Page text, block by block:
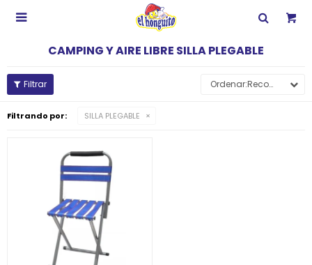

CAMPING Y AIRE LIBRE SILLA PLEGABLE
Recomendados
Filtrando por: SILLA PLEGABLE